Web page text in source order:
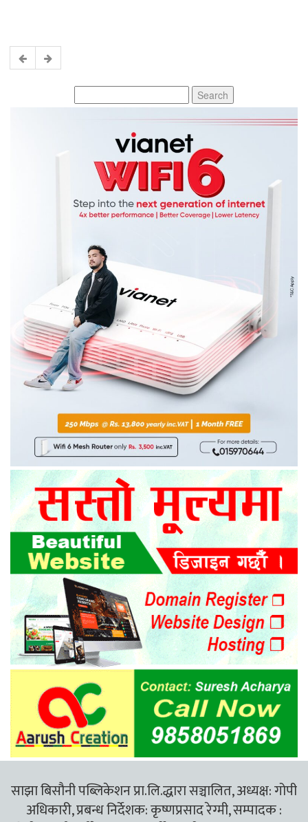
for:
साझा बिसौनी पब्लिकेशन प्रा.लि.द्धारा सञ्चालित, अध्यक्ष: गोपी
अधिकारी, प्रबन्ध निर्देशक: कृष्णप्रसाद रेग्मी, सम्पादक :